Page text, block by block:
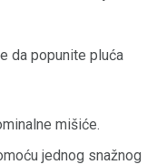
da popunite pluća
mišiće.
jednog snažnog